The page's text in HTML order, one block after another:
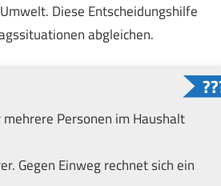
Diese Entscheidungshilfe
abgleichen.
Personen im Haushalt
Gegen Einweg rechnet sich ein